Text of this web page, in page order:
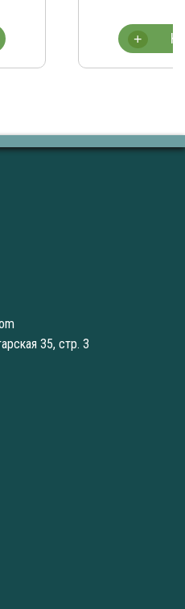
+
35, стр. 3